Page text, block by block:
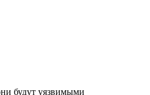
будут уязвимыми